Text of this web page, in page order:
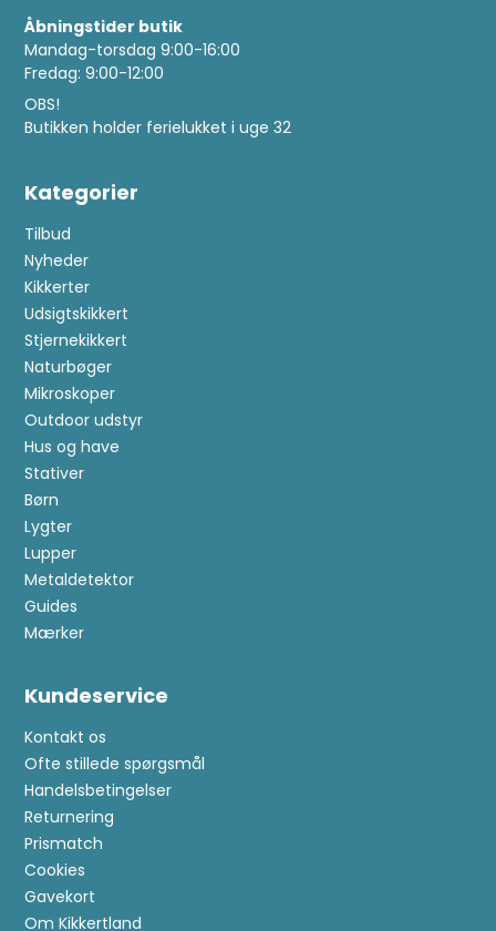
Åbningstider butik
Mandag-torsdag 9:00-16:00
Fredag: 9:00-12:00
OBS!
Butikken holder ferielukket i uge 32
Kategorier
Tilbud
Nyheder
Kikkerter
Udsigtskikkert
Stjernekikkert
Naturbøger
Mikroskoper
Outdoor udstyr
Hus og have
Stativer
Børn
Lygter
Lupper
Metaldetektor
Guides
Mærker
Kundeservice
Kontakt os
Ofte stillede spørgsmål
Handelsbetingelser
Returnering
Prismatch
Cookies
Gavekort
Om Kikkertland